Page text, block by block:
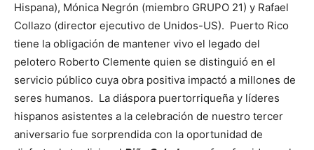
Hispana), Mónica Negrón (miembro GRUPO 21) y Rafael
Collazo (director ejecutivo de Unidos-US). Puerto Rico
tiene la obligación de mantener vivo el legado del
pelotero Roberto Clemente quien se distinguió en el
servicio público cuya obra positiva impactó a millones de
seres humanos. La diáspora puertorriqueña y líderes
hispanos asistentes a la celebración de nuestro tercer
aniversario fue sorprendida con la oportunidad de